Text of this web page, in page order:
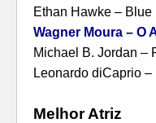
Ethan Hawke – Blue
Wagner Moura – O
Michael B. Jordan –
Leonardo diCaprio –
Melhor Atriz